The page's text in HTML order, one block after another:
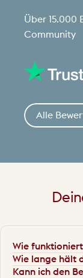
Über 15.000
Community
Alle
Wie
Wie lange hält
Kann ich den